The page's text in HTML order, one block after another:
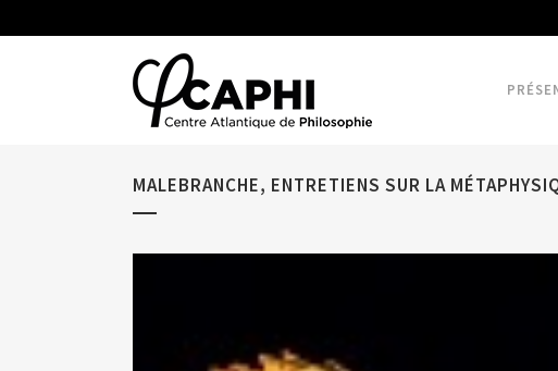
MALEBRANCHE, ENTRETIENS SUR LA